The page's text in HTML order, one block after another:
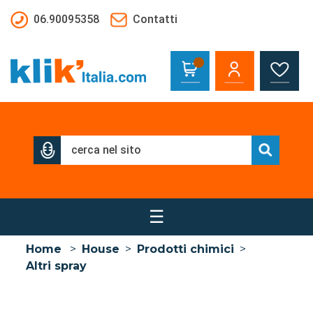
06.90095358
Contatti
☰
Home > House > Prodotti chimici >
Altri spray